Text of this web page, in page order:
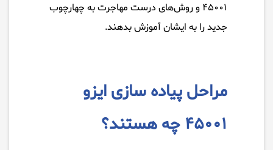
۴۵۰۰۱ و روش‌های درست مهاجرت به چهارچوب
جدید را به ایشان آموزش بدهند.
مراحل پیاده سازی ایزو
۴۵۰۰۱ چه هستند؟